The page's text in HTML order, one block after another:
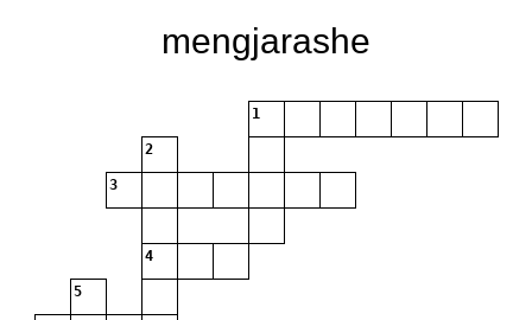
mengjarashe
1
2
3
4
5